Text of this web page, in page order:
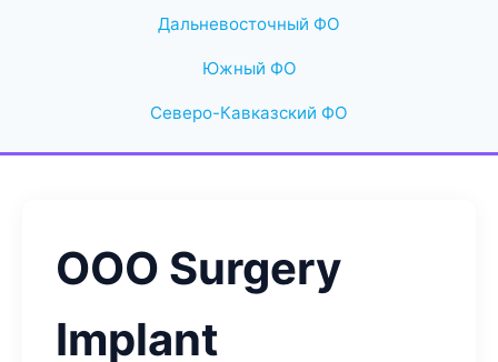
Дальневосточный ФО
Южный ФО
Северо-Кавказский ФО
ООО Surgery
Implant